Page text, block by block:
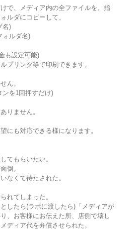
で、メディア内の全ファイルを、指
ルダにコピーして、
名)
ォルダ名)
も設定可能)
プリンタ等で印刷できます。
ん。
ンを1回押すだけ)
りません。
にも対応できる様になります。
てもらいたい。
倒。
なくて待たされた。
れてしまった。
したら(ラボに渡したら)「メディアが
、お客様にお伝えた所、店側で壊し
ディア代を弁償させられた。